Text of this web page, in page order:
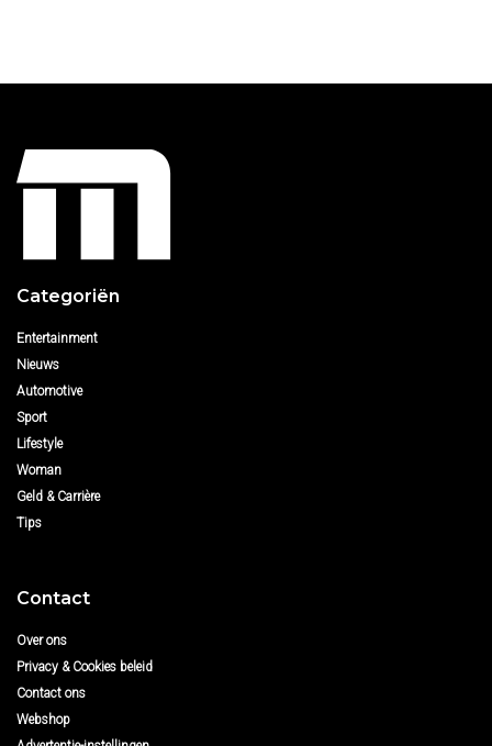
Categoriën
Entertainment
Nieuws
Automotive
Sport
Lifestyle
Woman
Geld & Carrière
Tips
Contact
Over ons
Privacy & Cookies beleid
Contact ons
Webshop